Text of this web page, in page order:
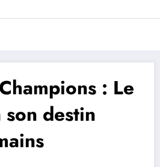
Trivela
L'actualité du football
: Le
son destin